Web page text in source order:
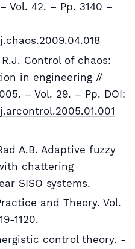
Vol. 42. – Pp. 3140 –
Control of chaos:
in engineering //
– Vol. 29. – Pp. DOI:
A.B. Adaptive fuzzy
chattering
SISO systems.
and Theory. Vol.
1120.
control theory. -